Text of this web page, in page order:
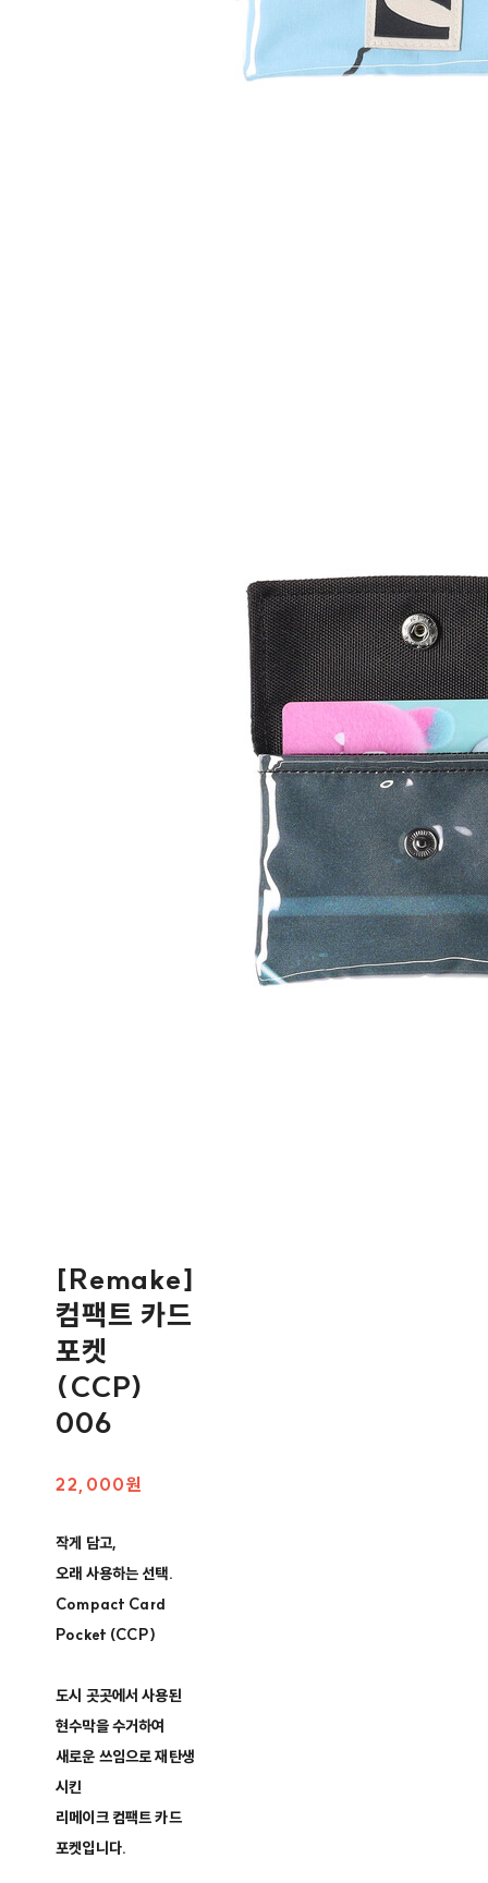
[Remake]
컴팩트 카드
포켓
(CCP)
006
22,000원
작게 담고,
오래 사용하는 선택.
Compact Card
Pocket (CCP)
도시 곳곳에서 사용된
현수막을 수거하여
새로운 쓰임으로 재탄생
시킨
리메이크 컴팩트 카드
포켓입니다.